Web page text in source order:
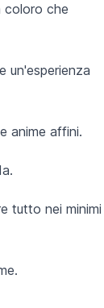
coloro che
un'esperienza
anime affini.
tutto nei minimi